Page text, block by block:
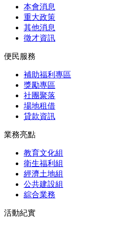
本會消息
重大政策
其他消息
徵才資訊
便民服務
補助福利專區
獎勵專區
社團聚落
場地租借
貸款資訊
業務亮點
教育文化組
衛生福利組
經濟土地組
公共建設組
綜合業務
活動紀實